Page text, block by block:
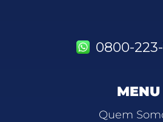
0800-
MENU
Quem